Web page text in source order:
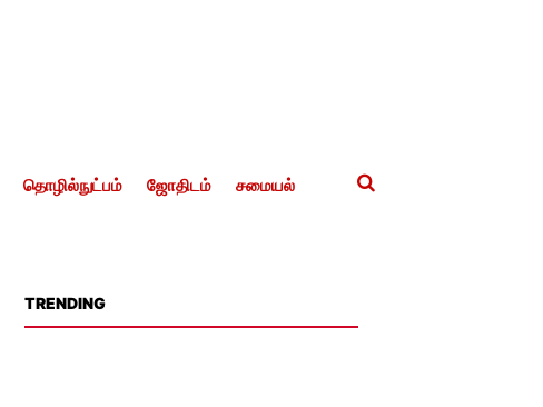
தொழில்நுட்பம் ஜோதிடம் சமையல்
TRENDING